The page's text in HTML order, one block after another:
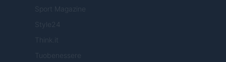
Sport Magazine
Style24
Think.it
Tuobenessere